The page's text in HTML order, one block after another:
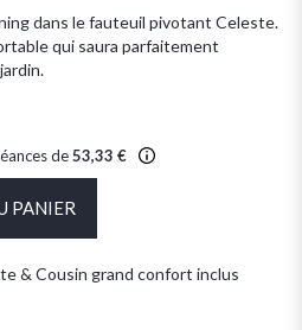
dans le fauteuil pivotant Celeste.
qui saura parfaitement
de53,33 €
PANIER
& Cousin grand confort inclus